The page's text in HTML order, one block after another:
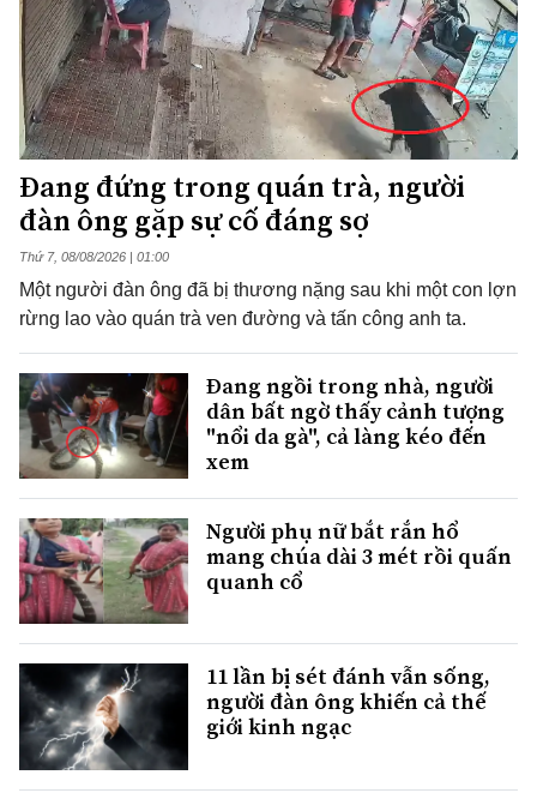
Đang đứng trong quán trà, người
đàn ông gặp sự cố đáng sợ
Thứ 7, 08/08/2026 | 01:00
Một người đàn ông đã bị thương nặng sau khi một con lợn
rừng lao vào quán trà ven đường và tấn công anh ta.
Đang ngồi trong nhà, người
dân bất ngờ thấy cảnh tượng
"nổi da gà", cả làng kéo đến
xem
Người phụ nữ bắt rắn hổ
mang chúa dài 3 mét rồi quấn
quanh cổ
11 lần bị sét đánh vẫn sống,
người đàn ông khiến cả thế
giới kinh ngạc